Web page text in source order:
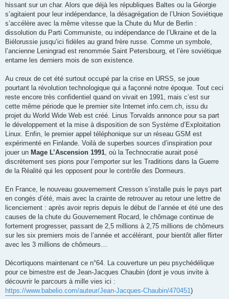
hissant sur un char. Alors que déjà les républiques Baltes ou la Géorgie
s’agitaient pour leur indépendance, la désagrégation de l’Union Soviétique
s’accélère avec la même vitesse que la Chute du Mur de Berlin :
dissolution du Parti Communiste, ou indépendance de l’Ukraine et de la
Biélorussie jusqu’ici fidèles au grand frère russe. Comme un symbole,
l’ancienne Leningrad est renommée Saint Petersbourg, et l’ère soviétique
entame les derniers mois de son existence.
Au creux de cet été surtout occupé par la crise en URSS, se joue
pourtant la révolution technologique qui a façonné notre époque. Tout ceci
reste encore très confidentiel quand on vivait en 1991, mais c’est sur
cette même période que le premier site Internet info.cern.ch, issu du
projet du World Wide Web est créé. Linus Torvalds annonce pour sa part
le développement et la mise à disposition de son Système d’Exploitation
Linux. Enfin, le premier appel téléphonique sur un réseau GSM est
expérimenté en Finlande. Voilà de superbes sources d’inspiration pour
jouer un Mage L’Ascension 1991 , où la Technocratie aurait posé
discrètement ses pions pour l’emporter sur les Traditions dans la Guerre
de la Réalité qui les opposent pour le contrôle des Dormeurs.
En France, le nouveau gouvernement Cresson s’installe puis le pays part
en congés d’été, mais avec la crainte de retrouver au retour une lettre de
licenciement : après avoir repris depuis le début de l’année et été une des
causes de la chute du Gouvernement Rocard, le chômage continue de
fortement progresser, passant de 2,5 millions à 2,75 millions de chômeurs
sur les six premiers mois de l’année et accélérant, pour bientôt aller flirter
avec les 3 millions de chômeurs…
Décortiquons maintenant ce n°64. La couverture un peu psychédélique
pour ce bimestre est de Jean-Jacques Chaubin (dont je vous invite à
découvrir le parcours à mille vies ici :
https://www.babelio.com/auteur/Jean-Jacques-Chaubin/470451 )